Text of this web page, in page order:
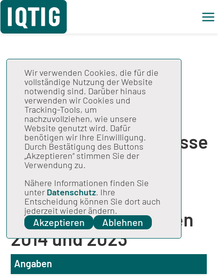
SDN-Antrag:
Neonatologische
Versorgung und
Behandlungsergebnisse
bei extrem
frühgeborenen
Säuglingen in
Deutschland zwischen
2014 und 2023
Angaben
Wir verwenden Cookies, die für die
vollständige Nutzung der Website
notwendig sind. Darüber hinaus
verwenden wir Cookies und
Tracking-Tools, um
nachzuvollziehen, wie unsere
Website genutzt wird. Dafür
benötigen wir Ihre Einwilligung.
Durch Bestätigung des Buttons
„Akzeptieren“ stimmen Sie der
Verwendung zu.
Nähere Informationen finden Sie
unter Datenschutz. Ihre
Entscheidung können Sie dort auch
jederzeit wieder ändern.
Akzeptieren Ablehnen